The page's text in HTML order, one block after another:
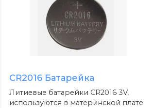
CR2016 Батарейка
Литиевые батарейки CR2016 3V,
используются в материнской плате